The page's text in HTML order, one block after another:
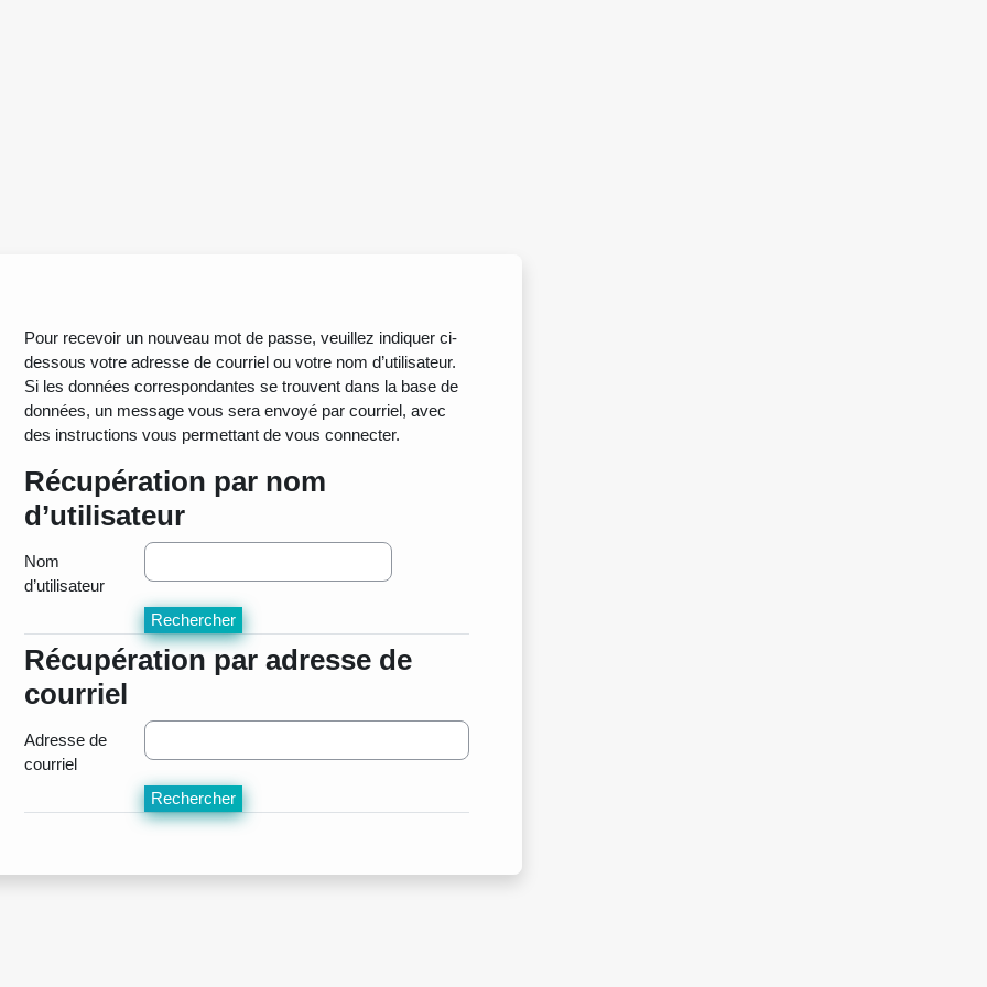
Pour recevoir un nouveau mot de passe, veuillez indiquer ci-
dessous votre adresse de courriel ou votre nom d’utilisateur.
Si les données correspondantes se trouvent dans la base de
données, un message vous sera envoyé par courriel, avec
des instructions vous permettant de vous connecter.
Récupération par nom d’utilisateur
Récupération par nom
d’utilisateur
Nom
d’utilisateur
Récupération par adresse de courriel
Récupération par adresse de
courriel
Adresse de
courriel